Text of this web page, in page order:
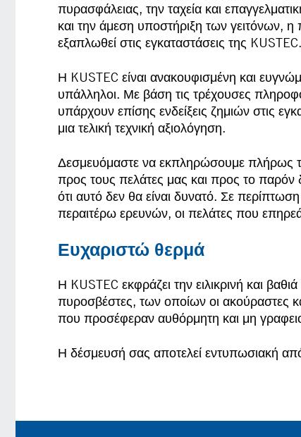
πυρασφάλειας, την ταχεία και
και την άμεση υποστήριξη των γειτόνων,
εξαπλωθεί στις εγκαταστάσεις της KUSTEC.
Η KUSTEC είναι ανακουφισμένη και
υπάλληλοι. Με βάση τις τρέχουσες
υπάρχουν επίσης ενδείξεις ζημιών στις
μια τελική τεχνική αξιολόγηση.
Δεσμευόμαστε να εκπληρώσουμε πλήρως
προς τους πελάτες μας και προς το
ότι αυτό δεν θα είναι δυνατό. Σε
περαιτέρω ερευνών, οι πελάτες που
Ευχαριστώ θερμά
Η KUSTEC εκφράζει την ειλικρινή και
πυροσβέστες, των οποίων οι ακούραστες
που προσέφεραν αυθόρμητη και μη
Η δέσμευσή σας αποτελεί εντυπωσιακή